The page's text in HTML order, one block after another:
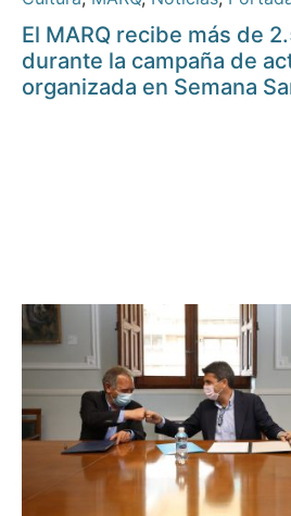
El MARQ recibe más de
durante la campaña de
organizada en Semana